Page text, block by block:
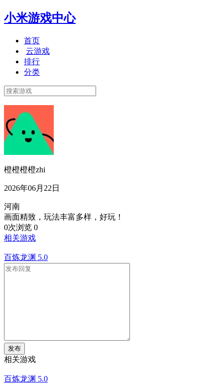
小米游戏中心
首页
云游戏
排行
分类
橙橙橙橙zhi
2026年06月22日
河南
画面精致，玩法丰富多样，好玩！
0次浏览 0
相关游戏
百炼龙渊 5.0
发布
相关游戏
百炼龙渊 5.0